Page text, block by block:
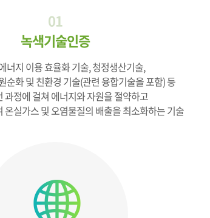
01
녹색기술인증
너지 이용 효율화 기술, 청정생산기술,
순화 및 친환경 기술(관련 융합기술을 포함) 등
과정에 걸쳐 에너지와 자원을 절약하고
온실가스 및 오염물질의 배출을 최소화하는 기술